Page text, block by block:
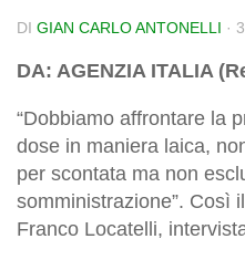
DI GIAN CARLO ANTONELLI ·
DA: AGENZIA ITALIA
“Dobbiamo affrontare la
dose in maniera laica,
per scontata ma non
somministrazione”. Così
Franco Locatelli,